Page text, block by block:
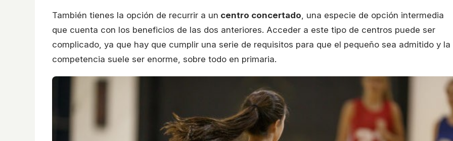
También tienes la opción de recurrir a un centro concertado , una especie de opción intermedia
que cuenta con los beneficios de las dos anteriores. Acceder a este tipo de centros puede ser
complicado, ya que hay que cumplir una serie de requisitos para que el pequeño sea admitido y la
competencia suele ser enorme, sobre todo en primaria.